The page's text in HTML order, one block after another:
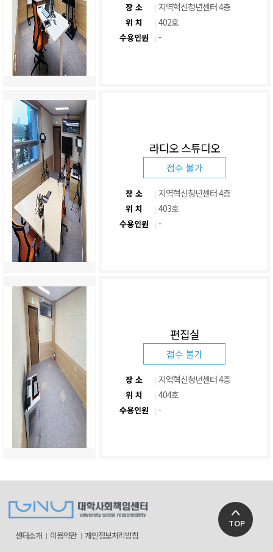
장 소 지역혁신청년센터 4층
위 치 402호
수용인원 -
라디오 스튜디오
접수 불가
장 소 지역혁신청년센터 4층
위 치 403호
수용인원 -
편집실
접수 불가
장 소 지역혁신청년센터 4층
위 치 404호
수용인원 -
센터소개 이용약관 개인정보처리방침
TOP